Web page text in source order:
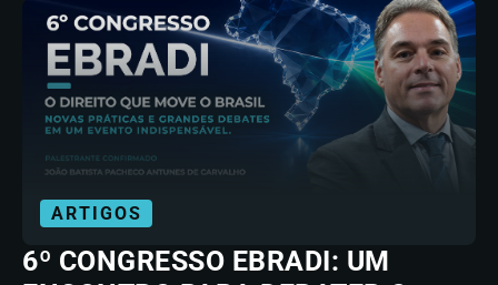
ARTIGOS
6º CONGRESSO EBRADI: UM